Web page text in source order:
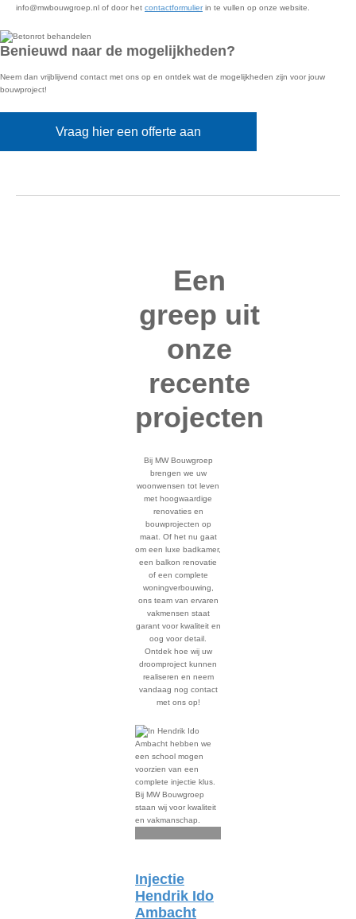
info@mwbouwgroep.nl of door het contactformulierin te vullen op onze website.
Benieuwd naar de mogelijkheden?
Neem dan vrijblijvend contact met ons op en ontdek wat de mogelijkheden zijn voor jouw
bouwproject!
Vraag hier een offerte aan
Een
greep uit
onze
recente
projecten
Bij MW Bouwgroep
brengen we uw
woonwensen tot leven
met hoogwaardige
renovaties en
bouwprojecten op
maat. Of het nu gaat
om een luxe badkamer,
een balkon renovatie
of een complete
woningverbouwing,
ons team van ervaren
vakmensen staat
garant voor kwaliteit en
oog voor detail.
Ontdek hoe wij uw
droomproject kunnen
realiseren en neem
vandaag nog contact
met ons op!
Injectie
Hendrik Ido
Ambacht